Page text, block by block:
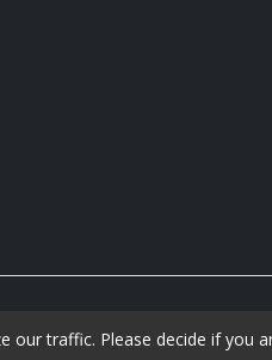
our traffic. Please decide if you